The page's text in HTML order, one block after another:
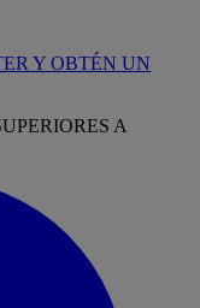
Y OBTÉN UN
A